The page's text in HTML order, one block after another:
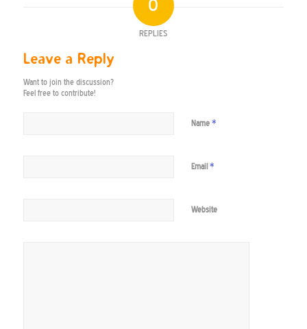
0
REPLIES
Leave a Reply
Want to join the discussion?
Feel free to contribute!
Name *
Email *
Website